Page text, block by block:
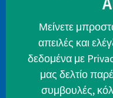
Μείνετε
απειλές και
δεδομένα με
μας δελτίο
συμβουλές,